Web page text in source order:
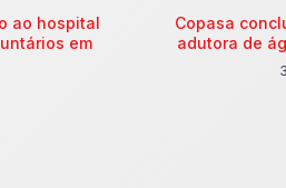
ao hospital
em
Copasa
adutora de